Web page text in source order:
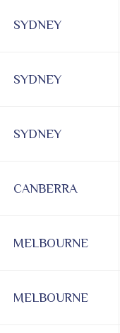
SYDNEY
SYDNEY
SYDNEY
CANBERRA
MELBOURNE
MELBOURNE